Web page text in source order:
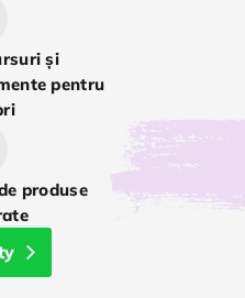
și
pentru
produse